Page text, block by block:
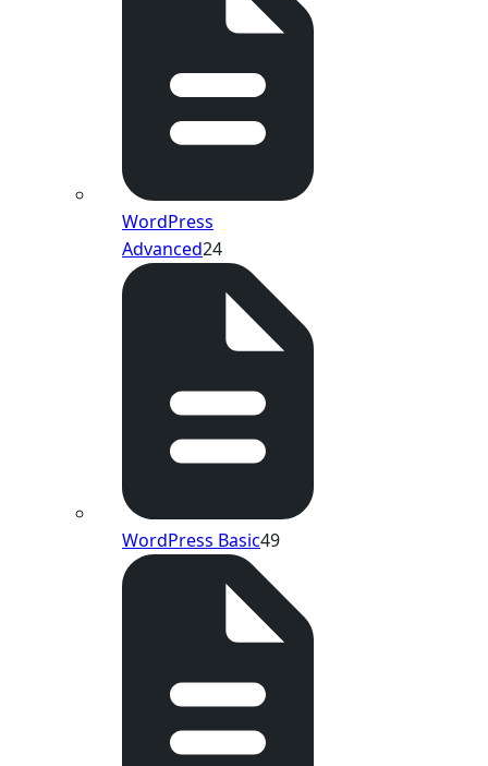
WordPress
Advanced24
WordPress Basic49